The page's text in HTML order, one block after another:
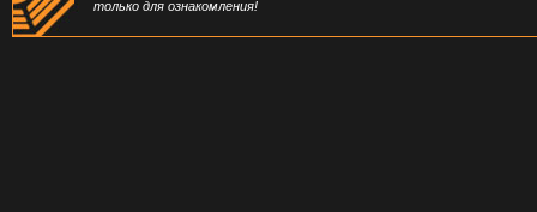
только для ознакомления!